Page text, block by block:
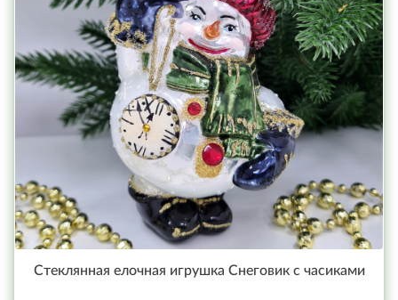
Стеклянная елочная игрушка Снеговик с часиками